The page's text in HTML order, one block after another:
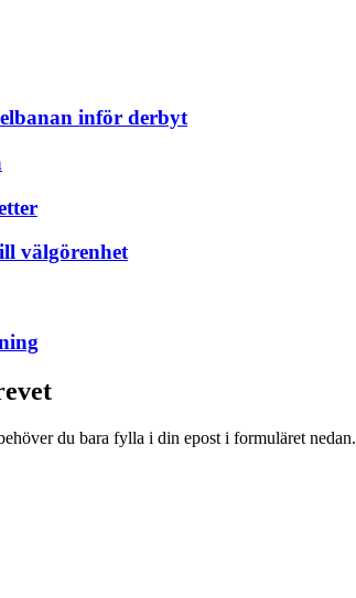
inför derbyt
välgörenhet
du bara fylla i din epost i formuläret nedan.